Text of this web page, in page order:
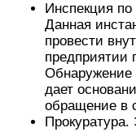
Инспекция по
Данная
провести
предприятии
дает
обращение в
Прокуратура.